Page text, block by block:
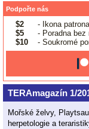
Podpořte nás
$2
- Ikona
$5
- Poradna bez
$10
- Soukromé
TERAmagazín 1/
Mořské želvy,
herpetologie a